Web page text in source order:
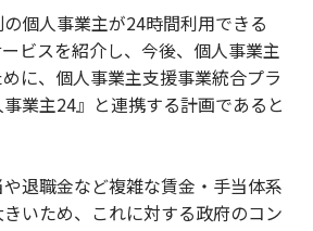
個人事業主が24時間利用できる
ービスを紹介し、今後、個人事業主
に、個人事業主支援事業統合プラ
業主24』と連携する計画であると
退職金など複雑な賃金・手当体系
いため、これに対する政府のコン